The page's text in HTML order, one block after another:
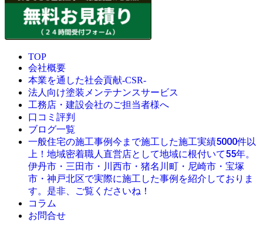
TOP
会社概要
本業を通した社会貢献-CSR-
法人向け塗装メンテナンスサービス
工務店・建設会社のご担当者様へ
口コミ評判
ブログ一覧
一般住宅の施工事例今まで施工した施工実績5000件以
上！地域密着職人直営店として地域に根付いて55年。
伊丹市・三田市・川西市・猪名川町・尼崎市・宝塚
市・神戸北区で実際に施工した事例を紹介しておりま
す。是非、ご覧くださいね！
コラム
お問合せ